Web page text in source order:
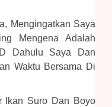
Mengingatkan Saya
Mengena Adalah
Dahulu Saya Dan
Waktu Bersama Di
Ikan Suro Dan Boyo